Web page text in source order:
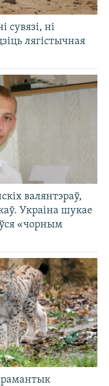
сувязі, ні
лягістычная
валянтэраў,
Украіна шукае
«чорным